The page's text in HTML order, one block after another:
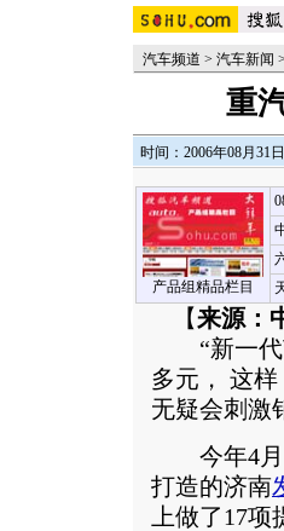
汽车频道 > 汽车新闻 >
重
时间：2006年08月31
产品组精品栏目
【来源：
“新一代
多元， 这
无疑会刺激
今年4月
打造的济南
上做了17